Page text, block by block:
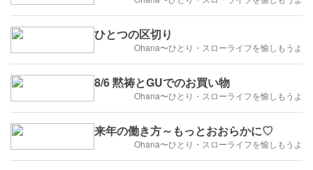
ひとつの区切り
Ohana〜ひとり・スローライフを愉しもうよ
8/6 黙祷とGUでのお買い物
Ohana〜ひとり・スローライフを愉しもうよ
来年の働き方～もっとおおらかに♡
Ohana〜ひとり・スローライフを愉しもうよ